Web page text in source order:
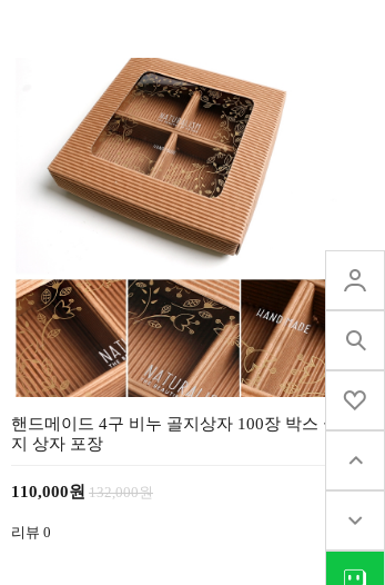
핸드메이드 4구 비누 골지상자 100장 박스 골
지 상자 포장
110,000원 132,000원
리뷰 0